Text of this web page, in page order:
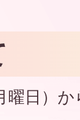
日）か